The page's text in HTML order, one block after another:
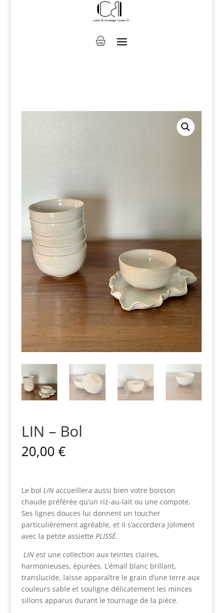
LIN – Bol
20,00 €
Le bol LINaccueillera aussi bien votre boisson
chaude préférée qu’un riz-au-lait ou une compote.
Ses lignes douces lui donnent un toucher
particulièrement agréable, et il s’accordera joliment
avec la petite assiette PLISSÉ.
LINest une collection aux teintes claires,
harmonieuses, épurées. L’émail blanc brillant,
translucide, laisse apparaître le grain d’une terre aux
couleurs sable et souligne délicatement les minces
sillons apparus durant le tournage de la pièce.